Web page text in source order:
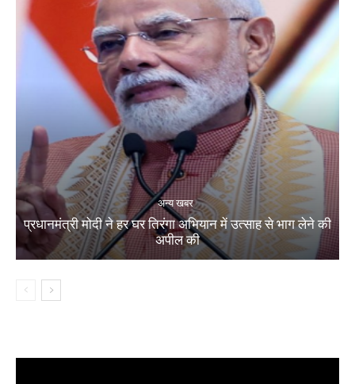
अन्य खबर
प्रधानमंत्री मोदी ने हर घर तिरंगा अभियान में उत्साह से भाग लेने की
अपील की